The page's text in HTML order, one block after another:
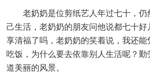
老奶奶是位剪纸艺人年过七十，仍
己生活，老奶奶的朋友问他说都七十
享清福了吗，老奶奶的笑着说，我还能
吃饭，为什么要去依靠别人生活呢？勤
道美丽的风景。